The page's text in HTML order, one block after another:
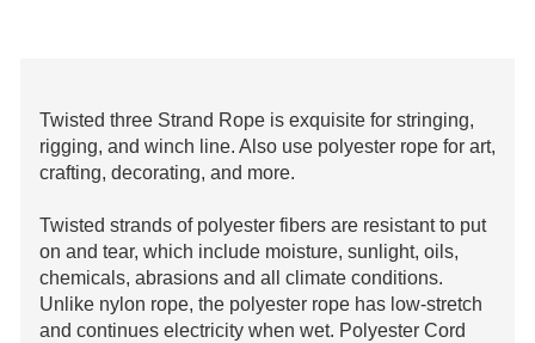
Twisted three Strand Rope is exquisite for stringing,
rigging, and winch line. Also use polyester rope for art,
crafting, decorating, and more.
Twisted strands of polyester fibers are resistant to put
on and tear, which include moisture, sunlight, oils,
chemicals, abrasions and all climate conditions.
Unlike nylon rope, the polyester rope has low-stretch
and continues electricity when wet. Polyester Cord